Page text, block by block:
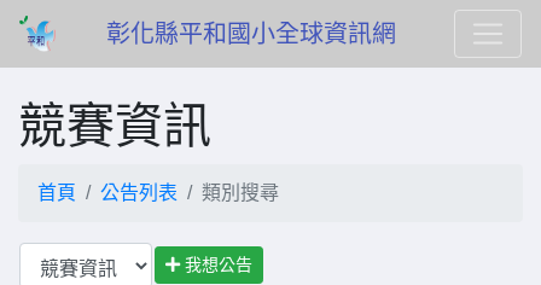
彰化縣平和國小全球資訊網
競賽資訊
首頁 公告列表 類別搜尋
我想公告